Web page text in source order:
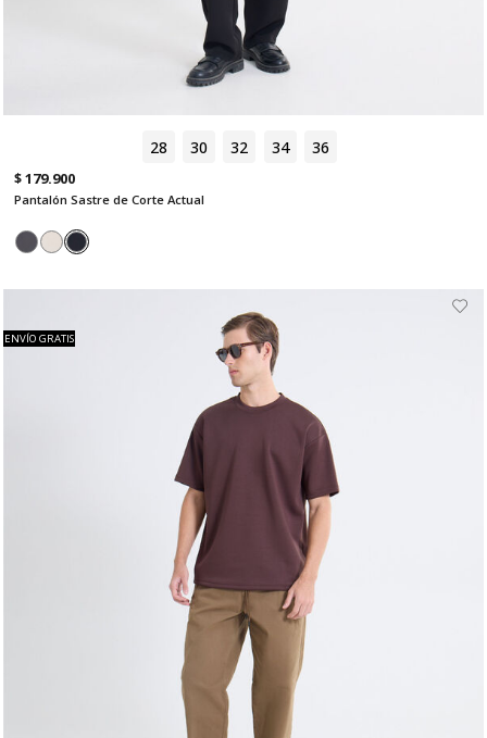
28 30 32 34 36
$ 179.900
Pantalón Sastre de Corte Actual
ENVÍO GRATIS